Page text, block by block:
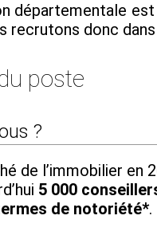
départementale
recrutons donc
poste
?
de l’immobilier en
5 000
de notoriété*.